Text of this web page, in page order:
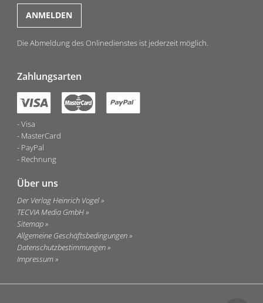
Die Abmeldung des Onlinedienstes ist jederzeit möglich.
Zahlungsarten
Visa
MasterCard
PayPal
Rechnung
Über uns
Der Verlag Heinrich Vogel
TECVIA Media GmbH
Sitemap
Allgemeine Geschäftsbedingungen
Datenschutzbestimmungen
Impressum